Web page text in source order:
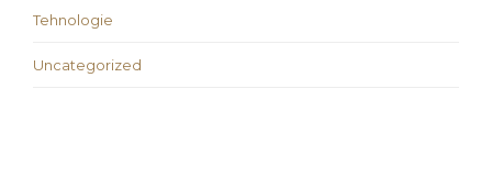
Tehnologie
Uncategorized